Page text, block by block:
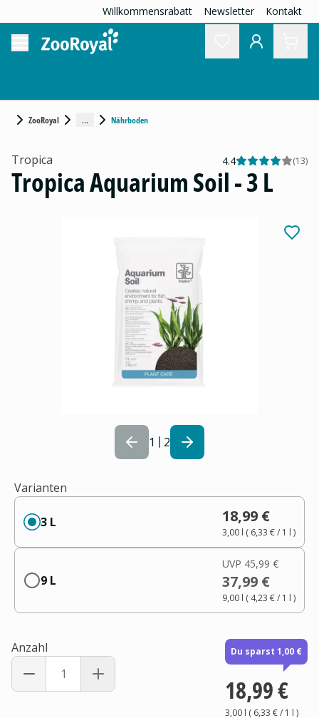
Willkommensrabatt Newsletter Kontakt
ZooRoyal ... Nährboden
1 2
Tropica 4.4 (13)
Tropica Aquarium Soil - 3 L
Varianten
3 L 18,99 €
3,00 l ( 6,33 €/ 1 l )
9 L
UVP 45,99 €
37,99 €
9,00 l ( 4,23 €/ 1 l )
Anzahl Du sparst 1,00 €
18,99 €
3,00 l ( 6,33 €/ 1 l )